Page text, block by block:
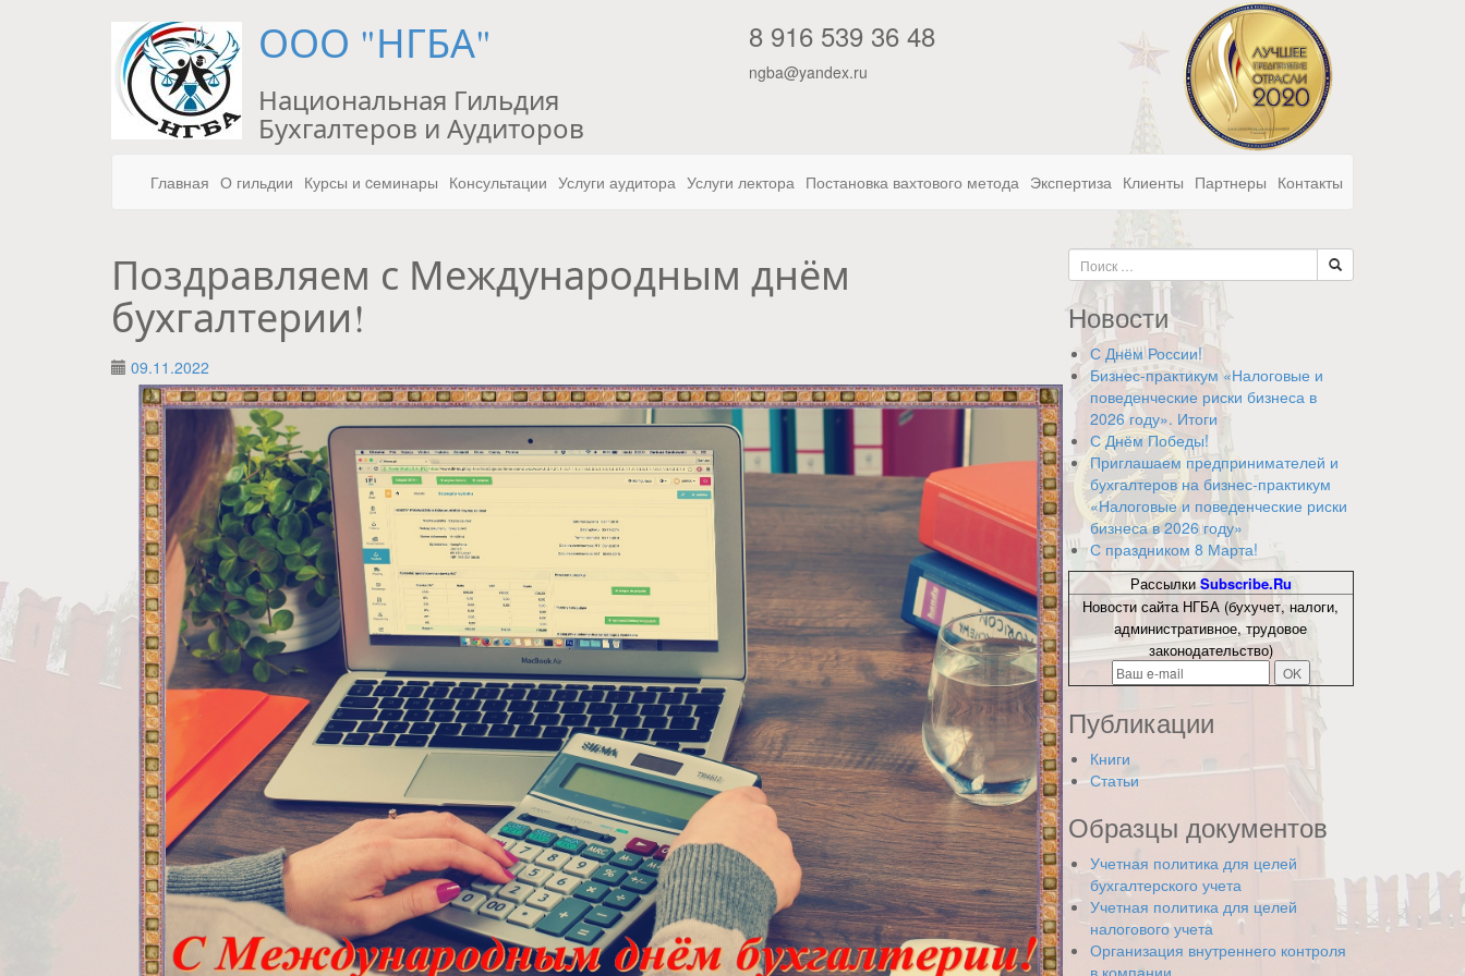
ООО "НГБА"
Национальная Гильдия
Бухгалтеров и Аудиторов
8 916 539 36 48
ngba@yandex.ru
Главная О гильдии Курсы и cеминары Консультации Услуги аудитора Услуги лектора Постановка вахтового метода Экспертиза Клиенты Партнеры Контакты
Поздравляем с Международным днём
бухгалтерии!
09.11.2022
Новости
С Днём России!
Бизнес-практикум «Налоговые и
поведенческие риски бизнеса в
2026 году». Итоги
С Днём Победы!
Приглашаем предпринимателей и
бухгалтеров на бизнес-практикум
«Налоговые и поведенческие риски
бизнеса в 2026 году»
С праздником 8 Марта!
РассылкиSubscribe.Ru
Новости сайта НГБА (бухучет, налоги,
административное, трудовое
законодательство)
Публикации
Книги
Статьи
Образцы документов
Учетная политика для целей
бухгалтерского учета
Учетная политика для целей
налогового учета
Организация внутреннего контроля
в компании